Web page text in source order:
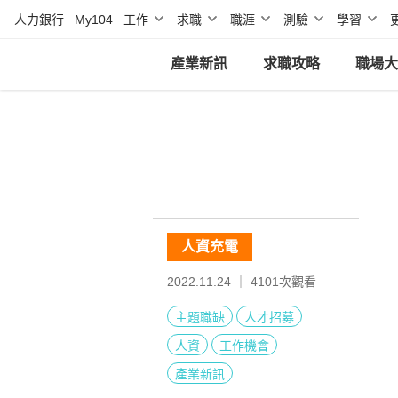
人力銀行 My104 工作 求職 職涯 測驗 學習
產業新訊 求職攻略 職場
人資充電
2022.11.24 ｜ 4101次觀看
主題職缺
人才招募
人資
工作機會
產業新訊